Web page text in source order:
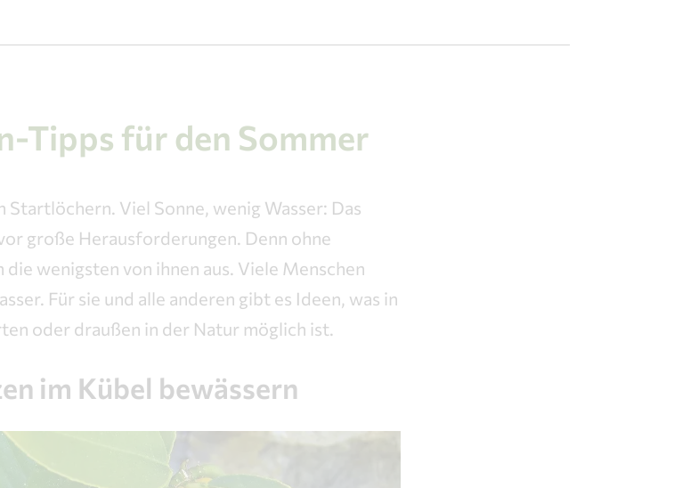
Tipps für den Sommer
Startlöchern. Viel Sonne, wenig Wasser: Das
große Herausforderungen. Denn ohne
wenigsten von ihnen aus. Viele Menschen
Für sie und alle anderen gibt es Ideen, was in
oder draußen in der Natur möglich ist.
im Kübel bewässern